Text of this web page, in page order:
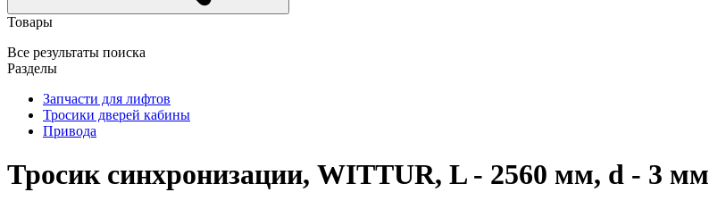
Товары
Все результаты поиска
Разделы
Запчасти для лифтов
Тросики дверей кабины
Привода
Тросик синхронизации, WITTUR, L - 2560 мм, d - 3 мм